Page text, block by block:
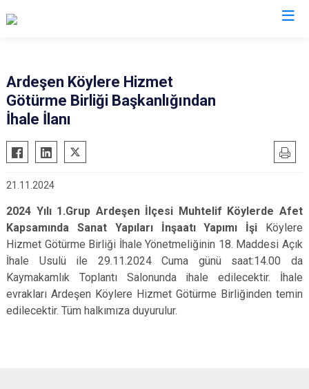
Ardeşen
Çayeli
Güneysu
Hemşin
Ardeşen Köylere Hizmet
Götürme Birliği Başkanlığından
İhale İlanı
21.11.2024
2024 Yılı 1.Grup Ardeşen İlçesi Muhtelif Köylerde Afet
Kapsamında Sanat Yapıları İnşaatı Yapımı İşi Köylere
Hizmet Götürme Birliği İhale Yönetmeliğinin 18. Maddesi Açık
İhale Usulü ile 29.11.2024 Cuma günü saat:14.00 da
Kaymakamlık Toplantı Salonunda ihale edilecektir. İhale
evrakları Ardeşen Köylere Hizmet Götürme Birliğinden temin
edilecektir. Tüm halkımıza duyurulur.